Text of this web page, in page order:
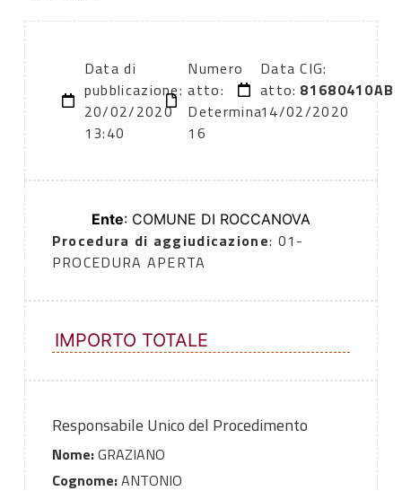
Data di
pubblicazione:
20/02/2020
13:40
Numero
atto:
Determina
16
Data
atto:
14/02/2020
CIG:
81680410AB
Ente: COMUNE DI ROCCANOVA
Procedura di aggiudicazione: 01-
PROCEDURA APERTA
IMPORTO TOTALE
Responsabile Unico del Procedimento
Nome:GRAZIANO
Cognome:ANTONIO